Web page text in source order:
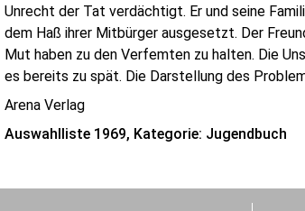
Unrecht der Tat verdächtigt. Er und seine
dem Haß ihrer Mitbürger ausgesetzt. Der
Mut haben zu den Verfemten zu halten. Die
es bereits zu spät. Die Darstellung des
Arena Verlag
Auswahlliste 1969, Kategorie: Jugendbuch